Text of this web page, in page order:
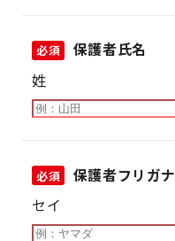
必須
保護者氏名
姓
必須
保護者フリガナ
セイ